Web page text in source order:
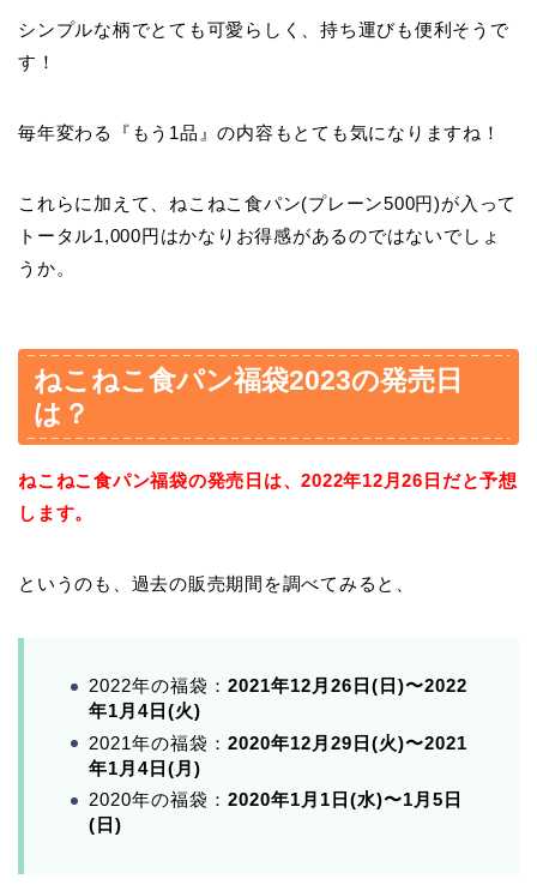
シンプルな柄でとても可愛らしく、持ち運びも便利そうで
す！
毎年変わる『もう1品』の内容もとても気になりますね！
これらに加えて、ねこねこ食パン(プレーン500円)が入って
トータル1,000円はかなりお得感があるのではないでしょ
うか。
ねこねこ食パン福袋2023の発売日
は？
ねこねこ食パン福袋の発売日は、2022年12月26日だと予想
します。
というのも、過去の販売期間を調べてみると、
2022年の福袋： 2021年12月26日(日)〜2022
年1月4日(火)
2021年の福袋： 2020年12月29日(火)〜2021
年1月4日(月)
2020年の福袋： 2020年1月1日(水)〜1月5日
(日)